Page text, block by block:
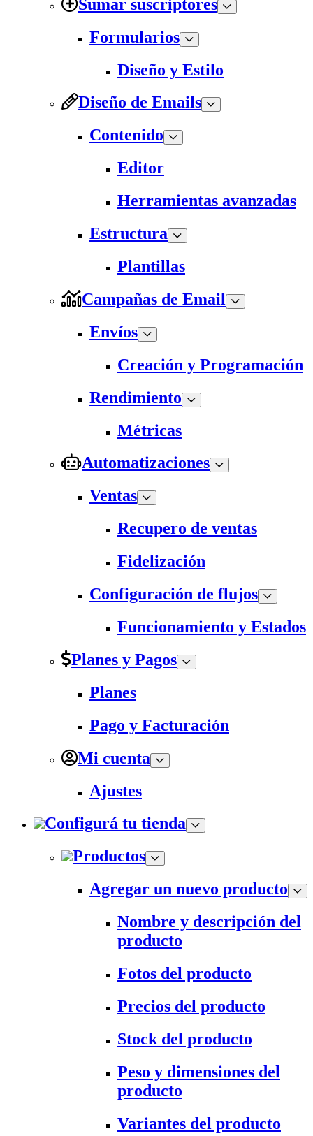
Sumar suscriptores
Formularios
Diseño y Estilo
Diseño de Emails
Contenido
Editor
Herramientas avanzadas
Estructura
Plantillas
Campañas de Email
Envíos
Creación y Programación
Rendimiento
Métricas
Automatizaciones
Ventas
Recupero de ventas
Fidelización
Configuración de flujos
Funcionamiento y Estados
Planes y Pagos
Planes
Pago y Facturación
Mi cuenta
Ajustes
Configurá tu tienda
Productos
Agregar un nuevo producto
Nombre y descripción del
producto
Fotos del producto
Precios del producto
Stock del producto
Peso y dimensiones del
producto
Variantes del producto